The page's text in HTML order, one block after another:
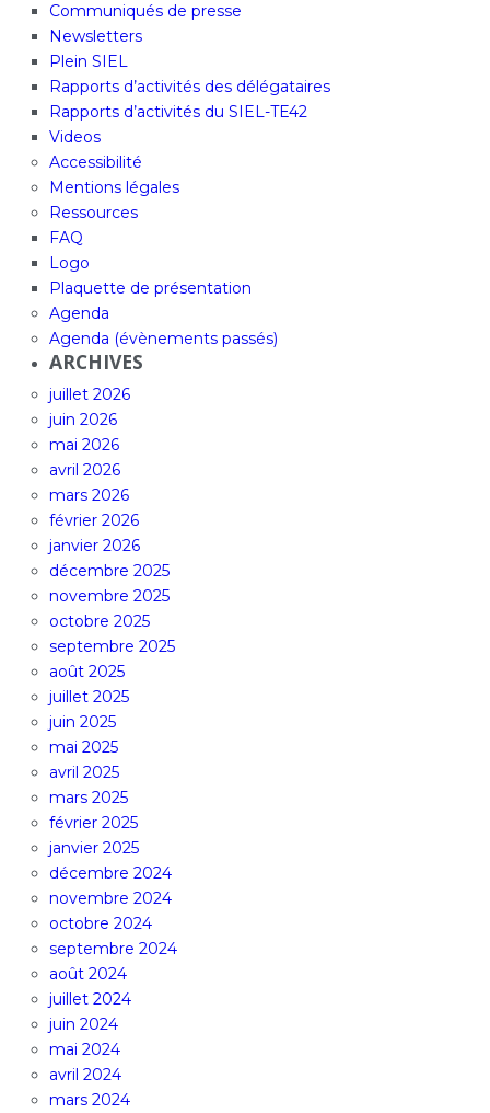
Communiqués de presse
Newsletters
Plein SIEL
Rapports d’activités des délégataires
Rapports d’activités du SIEL-TE42
Videos
Accessibilité
Mentions légales
Ressources
FAQ
Logo
Plaquette de présentation
Agenda
Agenda (évènements passés)
ARCHIVES
juillet 2026
juin 2026
mai 2026
avril 2026
mars 2026
février 2026
janvier 2026
décembre 2025
novembre 2025
octobre 2025
septembre 2025
août 2025
juillet 2025
juin 2025
mai 2025
avril 2025
mars 2025
février 2025
janvier 2025
décembre 2024
novembre 2024
octobre 2024
septembre 2024
août 2024
juillet 2024
juin 2024
mai 2024
avril 2024
mars 2024